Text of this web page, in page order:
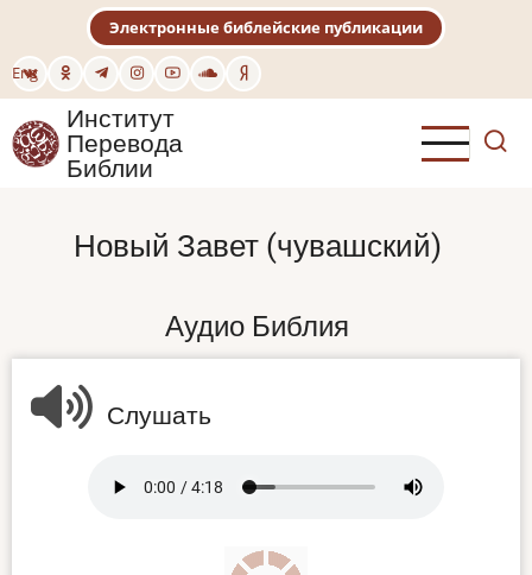
основному
содержанию
Eng
Электронные библейские публикации
Институт
Перевода
Библии
Новый Завет (чувашский)
Аудио Библия
Слушать